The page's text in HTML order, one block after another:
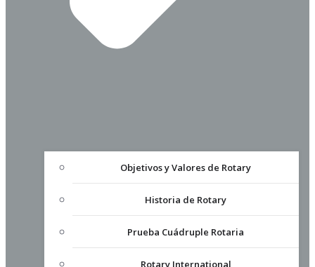
Objetivos y Valores de Rotary
Historia de Rotary
Prueba Cuádruple Rotaria
Rotary International